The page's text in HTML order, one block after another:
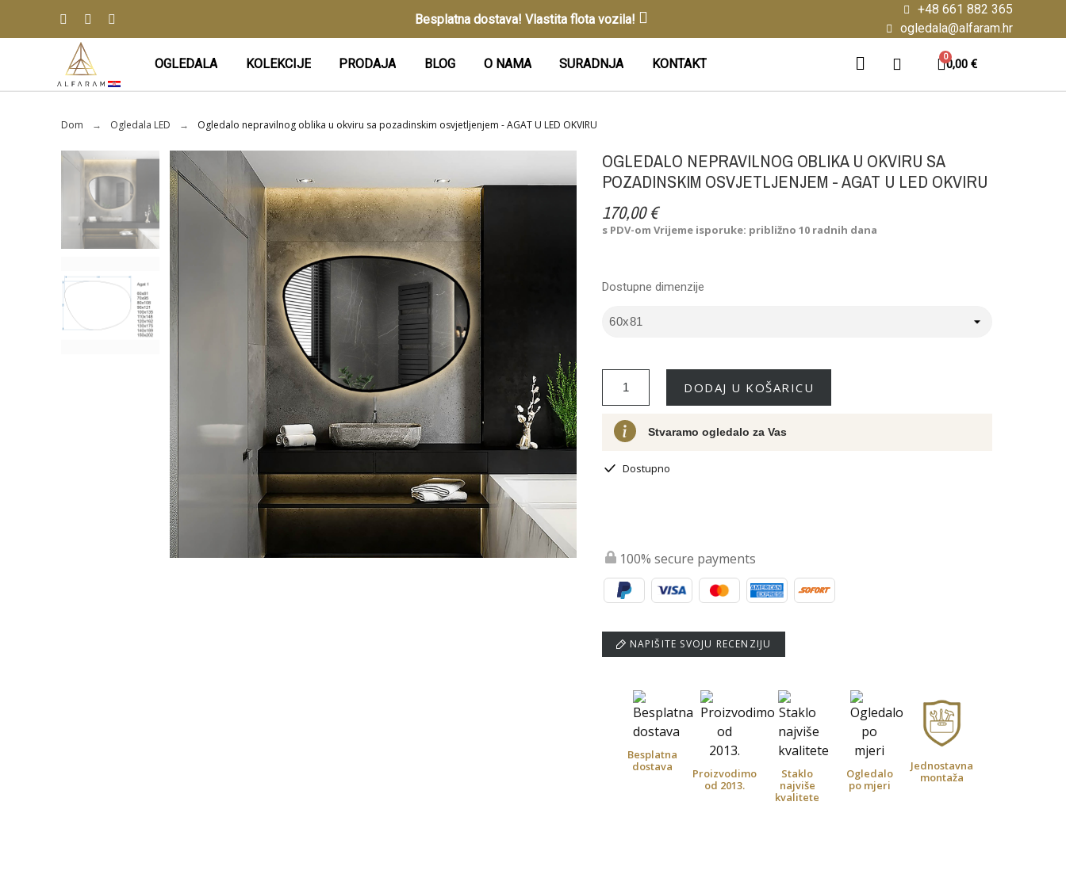
Besplatna dostava! Vlastita flota vozila!
+48 661 882 365
ogledala@alfaram.hr
OGLEDALA KOLEKCIJE PRODAJA BLOG O NAMA SURADNJA KONTAKT 0,00 €
Dom Ogledala LED Ogledalo nepravilnog oblika u okviru sa pozadinskim osvjetljenjem - AGAT U LED OKVIRU
OGLEDALO NEPRAVILNOG OBLIKA U OKVIRU SA
POZADINSKIM OSVJETLJENJEM - AGAT U LED OKVIRU
170,00 €
s PDV-omVrijeme isporuke: približno 10 radnih dana
Dostupne dimenzije
DODAJ U KOŠARICU
Stvaramo ogledalo za Vas
Dostupno
100% secure payments
NAPIŠITE SVOJU RECENZIJU
Besplatna
dostava
Proizvodimo
od 2013.
Staklo
najviše
kvalitete
Ogledalo
po mjeri
Jednostavna
montaža